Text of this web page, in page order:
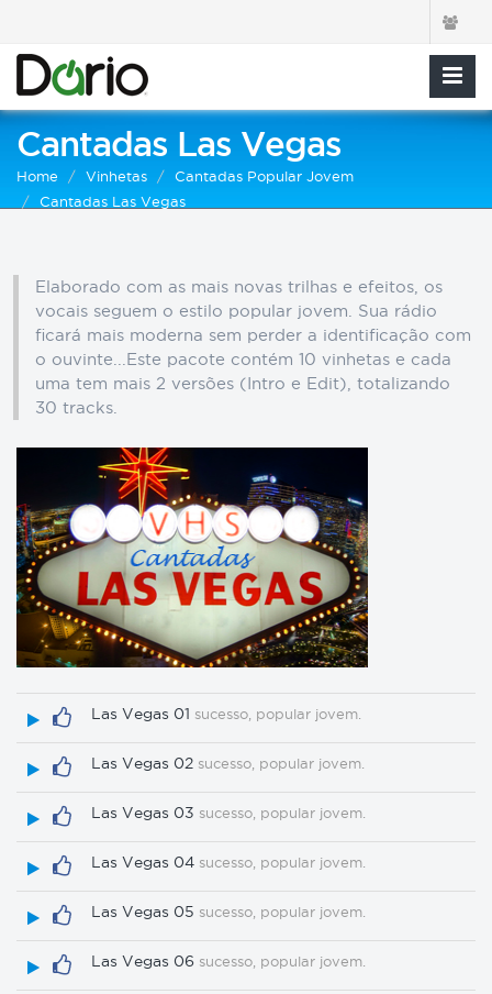
Cantadas Las Vegas
Home Vinhetas
Cantadas Popular Jovem
Cantadas Las Vegas
Elaborado com as mais novas trilhas e efeitos, os
vocais seguem o estilo popular jovem. Sua rádio
ficará mais moderna sem perder a identificação com
o ouvinte...Este pacote contém 10 vinhetas e cada
uma tem mais 2 versões (Intro e Edit), totalizando
30 tracks.
Las Vegas 01 sucesso, popular jovem.
Las Vegas 02 sucesso, popular jovem.
Las Vegas 03 sucesso, popular jovem.
Las Vegas 04 sucesso, popular jovem.
Las Vegas 05 sucesso, popular jovem.
Las Vegas 06 sucesso, popular jovem.